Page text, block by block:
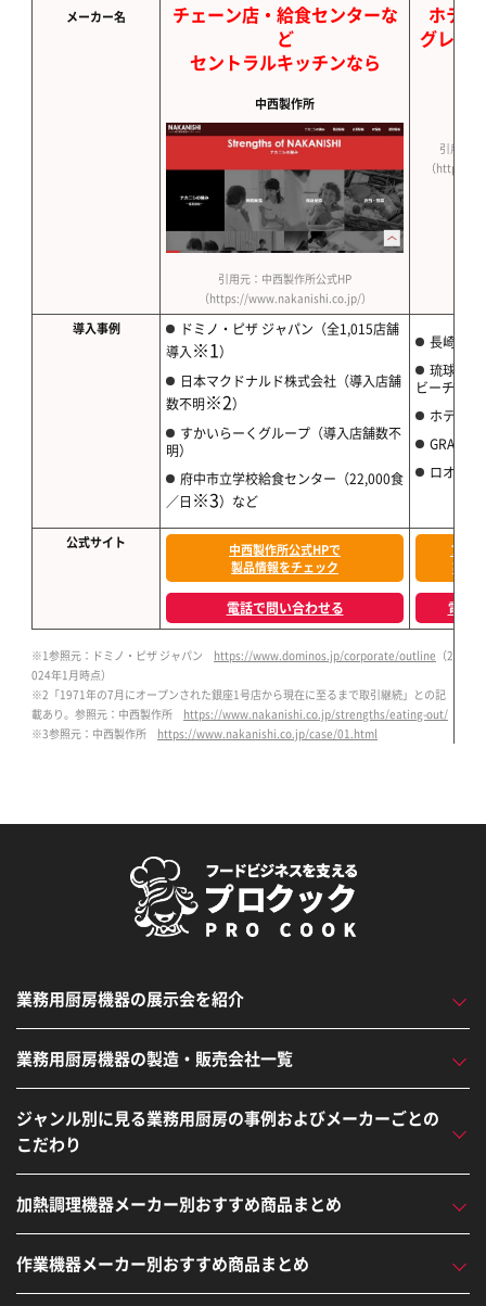
メーカー名
チェーン店・給食センターな
ど
セントラルキッチンなら
中西製作所
引用元：中西製作所公式HP
（https://www.nakanishi.co.jp/）
ホテ
グレー
引用元
（https://
導入事例
ドミノ・ピザ ジャパン（全1,015店舗
導入 ※1）
日本マクドナルド株式会社（導入店舗
数不明※2）
すかいらーくグループ（導入店舗数不
明）
府中市立学校給食センター（22,000食
／日 ※3）など
長崎マリ
琉球ホテ
ビーチ
ホテル鐘
GRAND
ロオジエ
公式サイト
中西製作所公式HPで
製品情報をチェック
電話で問い合わせる
フジ
製品
電話
※1参照元：ドミノ・ピザ ジャパン https://www.dominos.jp/corporate/outline （2
024年1月時点）
※2 「1971年の7月にオープンされた銀座1号店から現在に至るまで取引継続」との記
載あり。参照元：中西製作所 https://www.nakanishi.co.jp/strengths/eating-out/
※3参照元：中西製作所 https://www.nakanishi.co.jp/case/01.html
業務用厨房機器の展示会を紹介
業務用厨房機器の製造・販売会社一覧
ジャンル別に見る業務用厨房の事例およびメーカーごとの
こだわり
加熱調理機器メーカー別おすすめ商品まとめ
作業機器メーカー別おすすめ商品まとめ